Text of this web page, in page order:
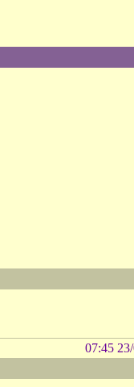
07:45